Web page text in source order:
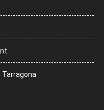
Tarragona